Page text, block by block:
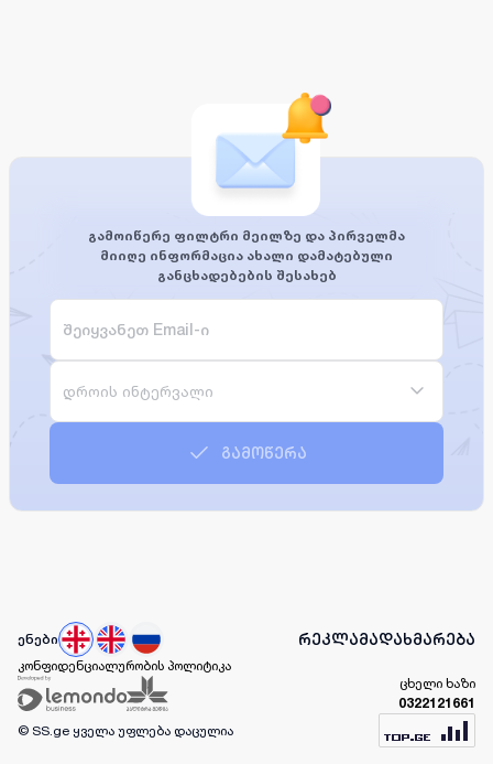
გამოიწერე ფილტრი მეილზე და პირველმა
მიიღე ინფორმაცია ახალი დამატებული
განცხადებების შესახებ
დროის ინტერვალი
გამოწერა
ენები რეკლამადახმარება
კონფიდენციალურობის პოლიტიკა
ცხელი ხაზი
0322121661
© SS.ge ყველა უფლება დაცულია